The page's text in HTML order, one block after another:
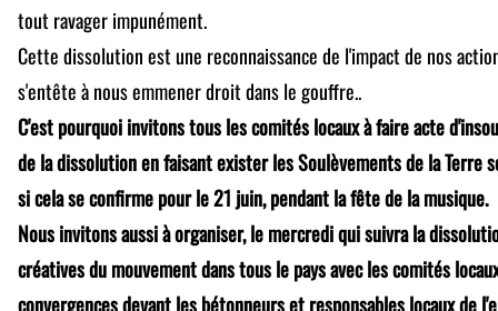
tout ravager impunément.
Cette dissolution est une reconnaissance de l'impact de nos
s'entête à nous emmener droit dans le gouffre..
C'est pourquoi invitons tous les comités locaux à faire acte
de la dissolution en faisant exister les Soulèvements de la Terre
si cela se confirme pour le 21 juin, pendant la fête de la musique.
Nous invitons aussià organiser, le mercredi qui suivra la
créatives du mouvement dans tous le pays avec les comités
convergences devant les bétonneurs et responsables locaux de